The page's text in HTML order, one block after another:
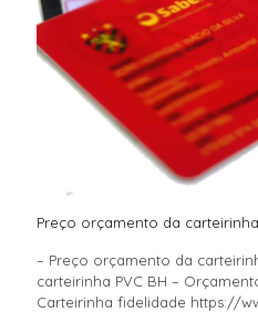
Preço orçamento da carteirinha
– Preço orçamento da
carteirinha PVC BH –
Carteirinha fidelidade https://